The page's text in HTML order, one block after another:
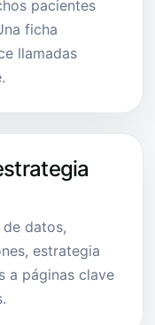
pacientes
ficha
llamadas
datos,
estrategia
a páginas clave